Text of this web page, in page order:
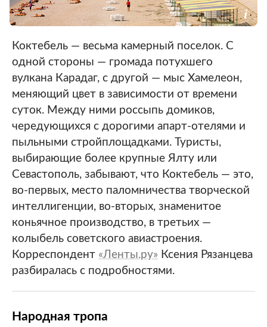
Коктебель — весьма камерный поселок. С
одной стороны — громада потухшего
вулкана Карадаг, с другой — мыс Хамелеон,
меняющий цвет в зависимости от времени
суток. Между ними россыпь домиков,
чередующихся с дорогими апарт-отелями и
пыльными стройплощадками. Туристы,
выбирающие более крупные Ялту или
Севастополь, забывают, что Коктебель — это,
во-первых, место паломничества творческой
интеллигенции, во-вторых, знаменитое
коньячное производство, в третьих —
колыбель советского авиастроения.
Корреспондент «Ленты.ру» Ксения Рязанцева
разбиралась с подробностями.
Народная тропа